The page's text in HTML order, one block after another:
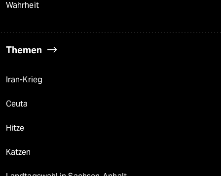
Wahrheit
Themen
Iran-Krieg
Ceuta
Hitze
Katzen